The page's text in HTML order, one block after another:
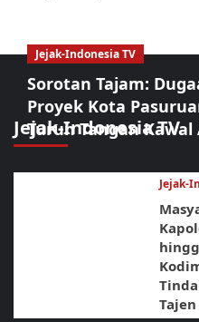
Jejak-Indonesia TV
Jejak-Indonesia TV
Sorotan Tajam:
Proyek Kota
Turun Tangan
Jejak-